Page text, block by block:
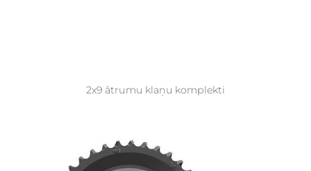
2x9 ātrumu klaņu komplekti